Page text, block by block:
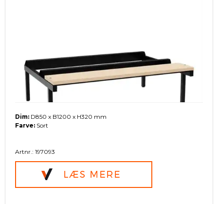
Dim: D850 x B1200 x H320 mm
Farve: Sort
Artnr.: 197093